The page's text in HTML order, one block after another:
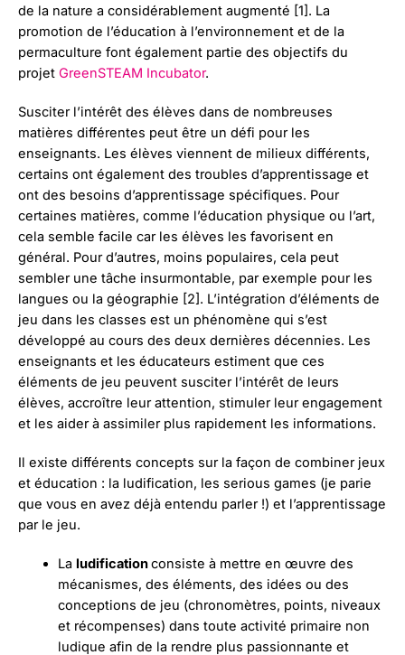
de la nature a considérablement augmenté [1]. La
promotion de l’éducation à l’environnement et de la
permaculture font également partie des objectifs du
projet GreenSTEAM Incubator.
Susciter l’intérêt des élèves dans de nombreuses
matières différentes peut être un défi pour les
enseignants. Les élèves viennent de milieux différents,
certains ont également des troubles d’apprentissage et
ont des besoins d’apprentissage spécifiques. Pour
certaines matières, comme l’éducation physique ou l’art,
cela semble facile car les élèves les favorisent en
général. Pour d’autres, moins populaires, cela peut
sembler une tâche insurmontable, par exemple pour les
langues ou la géographie [2]. L’intégration d’éléments de
jeu dans les classes est un phénomène qui s’est
développé au cours des deux dernières décennies. Les
enseignants et les éducateurs estiment que ces
éléments de jeu peuvent susciter l’intérêt de leurs
élèves, accroître leur attention, stimuler leur engagement
et les aider à assimiler plus rapidement les informations.
Il existe différents concepts sur la façon de combiner jeux
et éducation : la ludification, les serious games (je parie
que vous en avez déjà entendu parler !) et l’apprentissage
par le jeu.
La ludificationconsiste à mettre en œuvre des
mécanismes, des éléments, des idées ou des
conceptions de jeu (chronomètres, points, niveaux
et récompenses) dans toute activité primaire non
ludique afin de la rendre plus passionnante et